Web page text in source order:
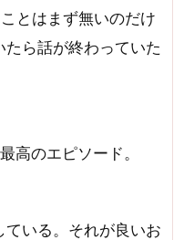
とはまず無いのだけ
ら話が終わっていた
高のエピソード。
いる。それが良いお